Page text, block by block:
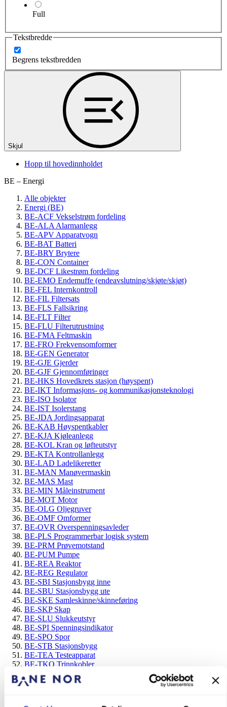
Full
Tekstbredde
Begrens tekstbredden
Skjul
Hopp til hovedinnholdet
BE – Energi
Alle objekter
Energi (BE)
BE-ACF Vekselstrøm fordeling
BE-ALA Alarmanlegg
BE-APV Apparatvogn
BE-BAT Batteri
BE-BRY Brytere
BE-CON Container
BE-DCF Likestrøm fordeling
BE-EMO Endemuffe (endeavslutning/skjøte/skjøt)
BE-FEL Internkontroll
BE-FIL Filtersats
BE-FLS Fallsikring
BE-FLT Filter
BE-FLU Filterutrustning
BE-FMA Feltmaskin
BE-FRO Frekvensomformer
BE-GEN Generator
BE-GJE Gjerder
BE-GJF Gjennomføringer
BE-HKS Hovedkrets stasjon (høyspent)
BE-IKT Informasjons- og kommunikasjonsteknologi
BE-ISO Isolator
BE-IST Isolerstang
BE-JDA Jordingsapparat
BE-KAB Høyspentkabler
BE-KJA Kjøleanlegg
BE-KOL Kran og løfteutstyr
BE-KTA Kontrollanlegg
BE-LAD Ladelikeretter
BE-MAN Manøvermaskin
BE-MAS Mast
BE-MIN Måleinstrument
BE-MOT Motor
BE-OLG Oljegruver
BE-OMF Omformer
BE-OVR Overspenningsavleder
BE-PLS Programmerbar logisk system
BE-PRM Prøvemotstand
BE-PUM Pumpe
BE-REA Reaktor
BE-REG Regulator
BE-SBI Stasjonsbygg inne
BE-SBU Stasjonsbygg ute
BE-SKE Samleskinne/skinneføring
BE-SKP Skap
BE-SLU Slukkeutstyr
BE-SPI Spenningsindikator
BE-SPO Spor
BE-STB Stasjonsbygg
BE-TEA Testeapparat
BE-TKO Trinnkobler
BE-TRC Strømtransformator
BE-TRP Krafttransformator